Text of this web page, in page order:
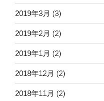
2019年3月 (3)
2019年2月 (2)
2019年1月 (2)
2018年12月 (2)
2018年11月 (2)